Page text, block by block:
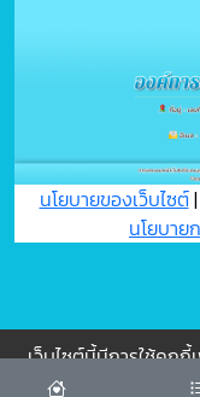
นโยบายของเว็บไซต์|
นโยบา
เว็บไซต์นี้มีการใช้คุก
ประสบการณ์กา